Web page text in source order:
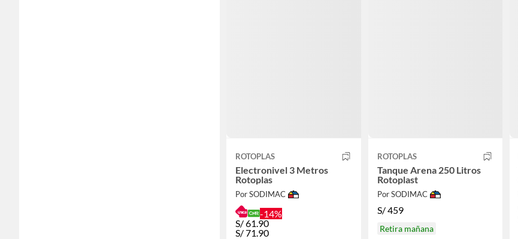
ROTOPLAS
Electronivel 3 Metros
Rotoplas
Por SODIMAC
-14%
S/61.90
S/71.90
ROTOPLAS
Tanque Arena 250 Litros
Rotoplast
Por SODIMAC
S/459
Retira mañana